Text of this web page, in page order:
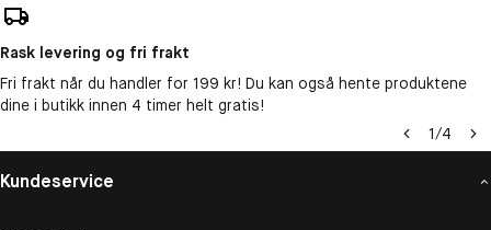
Rask levering og fri frakt
Fri frakt når du handler for 199 kr! Du kan også hente produktene
dine i butikk innen 4 timer helt gratis!
1/4
Kundeservice